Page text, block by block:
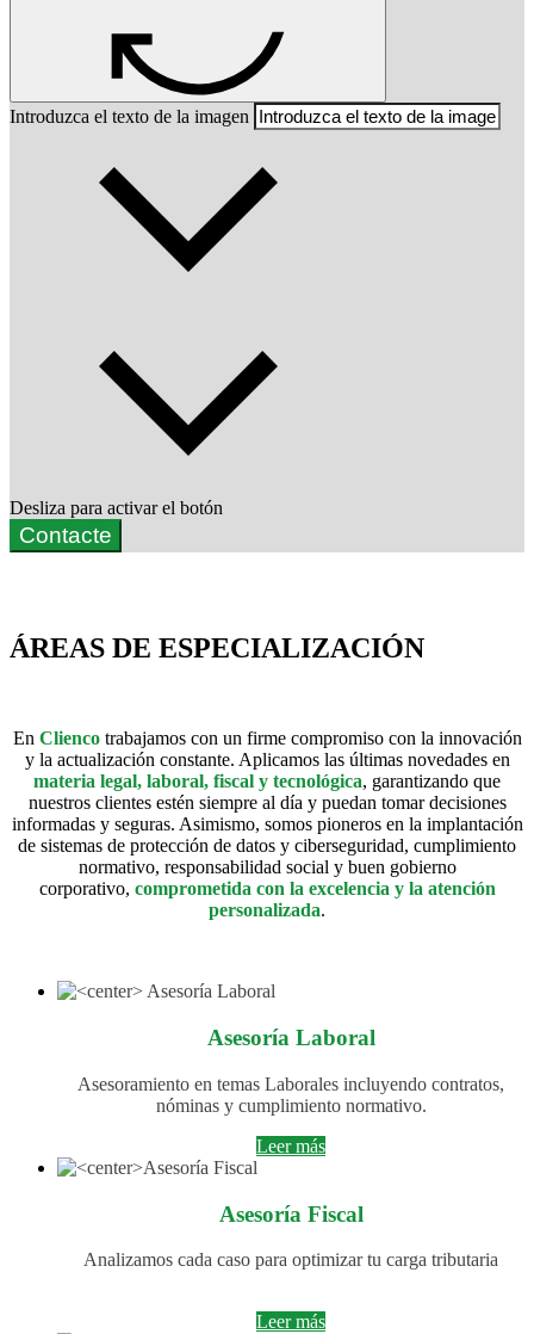
Introduzca el texto de la imagen
Desliza para activar el botón
Contacte
ÁREAS DE ESPECIALIZACIÓN
En Cliencotrabajamos con un firme compromiso con la innovación
y la actualización constante. Aplicamos las últimas novedades en
materia legal, laboral, fiscal y tecnológica, garantizando que
nuestros clientes estén siempre al día y puedan tomar decisiones
informadas y seguras. Asimismo, somos pioneros en la implantación
de sistemas de protección de datos y ciberseguridad, cumplimiento
normativo, responsabilidad social y buen gobierno
corporativo, comprometida con la excelencia y la atención
personalizada.
Asesoría Laboral
Asesoramiento en temas Laborales incluyendo contratos,
nóminas y cumplimiento normativo.
Leer más
Asesoría Fiscal
Analizamos cada caso para optimizar tu carga tributaria
Leer más